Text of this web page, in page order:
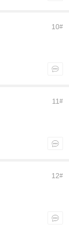
10#
11#
12#